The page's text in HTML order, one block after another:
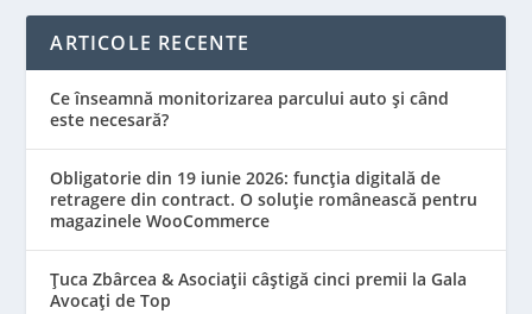
ARTICOLE RECENTE
Ce înseamnă monitorizarea parcului auto și când
este necesară?
Obligatorie din 19 iunie 2026: funcția digitală de
retragere din contract. O soluție românească pentru
magazinele WooCommerce
Țuca Zbârcea & Asociații câștigă cinci premii la Gala
Avocați de Top